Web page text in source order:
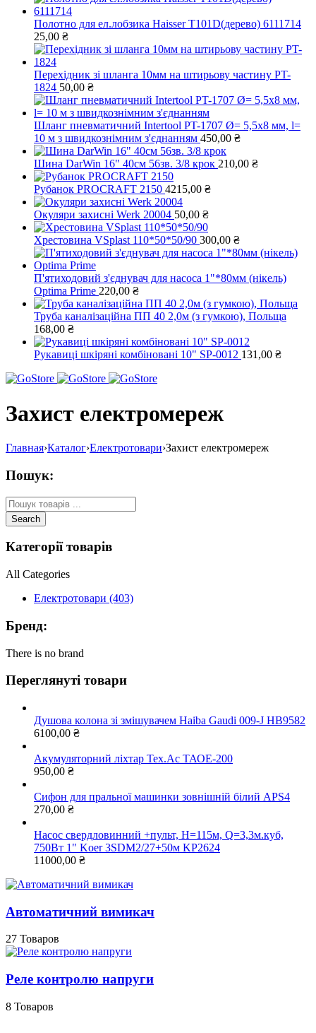
Полотно для ел.лобзика Haisser T101D(дерево) 6111714
25,00 ₴
Перехідник зі шланга 10мм на штирьову частину PT-
1824 50,00 ₴
Шланг пневматичний Intertool PT-1707 Ø= 5,5х8 мм, l=
10 м з швидкознімним з'єднанням 450,00 ₴
Шина DarWin 16" 40см 56зв. 3/8 крок 210,00 ₴
Рубанок PROCRAFT 2150 4215,00 ₴
Окуляри захисні Werk 20004 50,00 ₴
Хрестовина VSplast 110*50*50/90 300,00 ₴
П'ятиходовий з'єднувач для насоса 1"*80мм (нікель)
Optima Prime 220,00 ₴
Труба каналізаційна ПП 40 2,0м (з гумкою), Польща
168,00 ₴
Рукавиці шкіряні комбіновані 10" SP-0012 131,00 ₴
Захист електромереж
Главная›Каталог›Електротовари›Захист електромереж
Пошук:
Категорії товарів
All Categories
Електротовари (403)
Бренд:
There is no brand
Переглянуті товари
Душова колона зі змішувачем Haiba Gaudi 009-J HB9582
6100,00 ₴
Акумуляторний ліхтар Тех.Ас ТАОЕ-200
950,00 ₴
Сифон для пральної машинки зовнішній білий APS4
270,00 ₴
Насос свердловинний +пульт, Н=115м, Q=3,3м.куб,
750Вт 1" Koer 3SDM2/27+50м KP2624
11000,00 ₴
Автоматичний вимикач
27 Товаров
Реле контролю напруги
8 Товаров